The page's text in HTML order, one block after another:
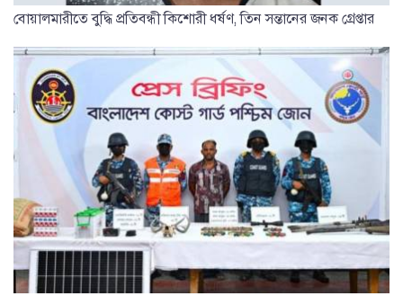
বোয়ালমারীতে বুদ্ধি প্রতিবন্ধী কিশোরী ধর্ষণ, তিন সন্তানের জনক গ্রেপ্তার